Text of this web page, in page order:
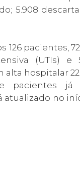
5.908
126 pacientes,
(UTIs)
alta hospitalar
pacientes já
atualizado no